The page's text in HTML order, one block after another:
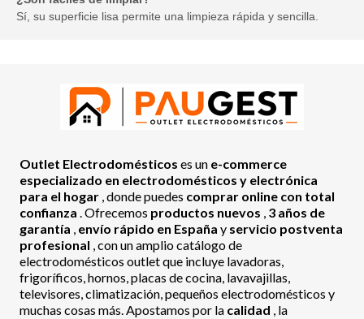
Sí, su superficie lisa permite una limpieza rápida y sencilla.
Outlet Electrodomésticos es un e-commerce
especializado en electrodomésticos y electrónica
para el hogar , donde puedes comprar online con total
confianza . Ofrecemos productos nuevos , 3 años de
garantía , envío rápido en España y servicio postventa
profesional , con un amplio catálogo de
electrodomésticos outlet que incluye lavadoras,
frigoríficos, hornos, placas de cocina, lavavajillas,
televisores, climatización, pequeños electrodomésticos y
muchas cosas más. Apostamos por la calidad , la